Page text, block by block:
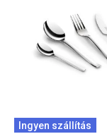
Ingyen szállítás